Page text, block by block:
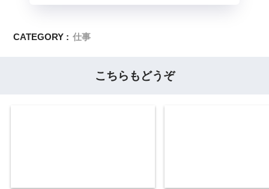
CATEGORY : 仕事
こちらもどうぞ